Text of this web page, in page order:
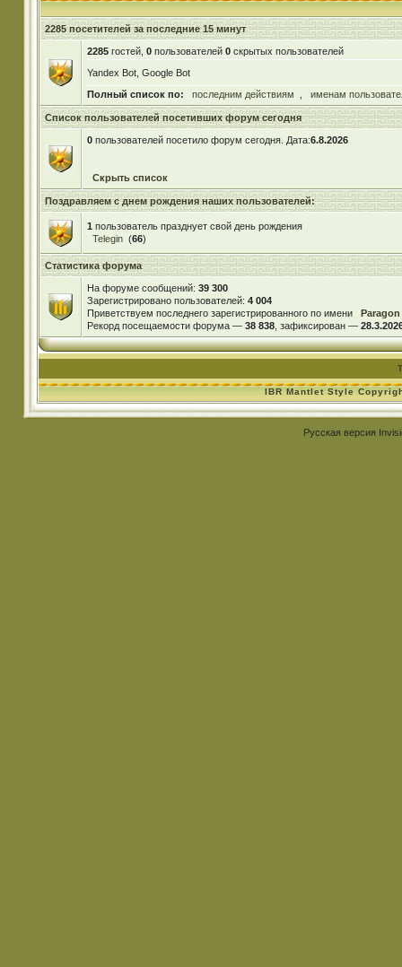
2285 посетителей за последние 15 минут
2285гостей, 0пользователей 0скрытых пользователей
Yandex Bot, Google Bot
Полный список по:
последним действиям именам
Список пользователей посетивших форум сегодня
0пользователей посетило форум сегодня. Дата:6.8.2026
Скрыть список
Поздравляем с днем рождения наших пользователей:
1 пользователь празднует свой день рождения
Telegin (66)
Статистика форума
На форуме сообщений: 39 300
Зарегистрировано пользователей: 4 004
Приветствуем последнего зарегистрированного по имени
Paragon
Рекорд посещаемости форума — 38 838, зафиксирован —
IBR Mantlet Style
Русская версия